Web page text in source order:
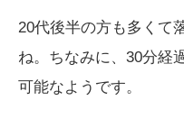
20代後半の方も多くて
ね。ちなみに、30分経
可能なようです。